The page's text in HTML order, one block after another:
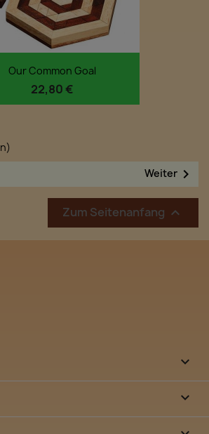
Our Common Goal
22,80 €
Weiter 
Zum Seitenanfang 

